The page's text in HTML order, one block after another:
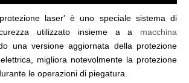
laser' è uno speciale sistema di
utilizzato insieme a a macchina
una versione aggiornata della protezione
migliora notevolmente la protezione
le operazioni di piegatura.